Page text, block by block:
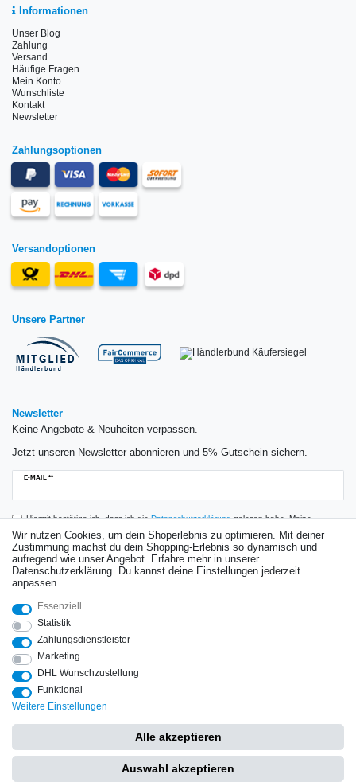
Informationen
Unser Blog
Zahlung
Versand
Häufige Fragen
Mein Konto
Wunschliste
Kontakt
Newsletter
Zahlungsoptionen
Versandoptionen
Unsere Partner
Newsletter
Keine Angebote & Neuheiten verpassen.
Jetzt unseren Newsletter abonnieren und 5% Gutschein sichern.
E-MAIL **
Newsletter
Hiermit bestätige ich, dass ich dieDaten­schutz­erklärunggelesen habe. Meine
Einwilligung kann ich jederzeit widerrufen.**
Abonnieren
Bewertungen
Impressum Daten­schutz­erklärung
Vertrag widerrufen Kontakt
Copyright © 2025 by Hochdruckspezialist. Alle Rechte vorbehalten.
Wir nutzen Cookies, um dein Shoperlebnis zu optimieren. Mit deiner
Zustimmung machst du dein Shopping-Erlebnis so dynamisch und
aufregend wie unser Angebot. Erfahre mehr in unserer
Datenschutzerklärung. Du kannst deine Einstellungen jederzeit
anpassen.
Essenziell
Statistik
Zahlungsdienstleister
Marketing
DHL Wunschzustellung
Funktional
Weitere Einstellungen
Alle akzeptieren
Auswahl akzeptieren